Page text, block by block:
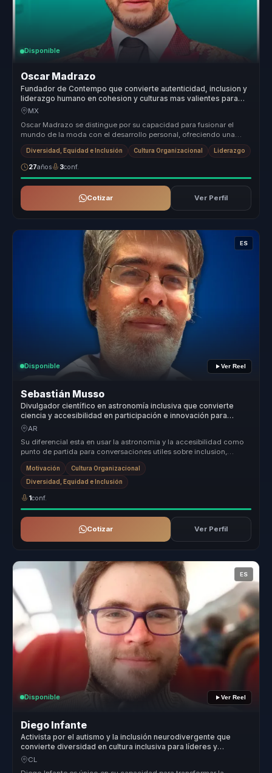
Disponible
Oscar Madrazo
Fundador de Contempo que convierte autenticidad, inclusion y
liderazgo humano en cohesion y culturas mas valientes para
empresas y equipos.
MX
Oscar Madrazo se distingue por su capacidad para fusionar el
mundo de la moda con el desarrollo personal, ofreciendo una
propuesta de val...
Diversidad, Equidad e Inclusión Cultura Organizacional Liderazgo
27años 3conf.
Cotizar Ver Perfil
ES
Disponible Ver Reel
Sebastián Musso
Divulgador científico en astronomía inclusiva que convierte
ciencia y accesibilidad en participación e innovación para
organizaciones.
AR
Su diferencial esta en usar la astronomia y la accesibilidad como
punto de partida para conversaciones utiles sobre inclusion,
superacion...
Motivación Cultura Organizacional
Diversidad, Equidad e Inclusión
1conf.
Cotizar Ver Perfil
ES
Disponible Ver Reel
Diego Infante
Activista por el autismo y la inclusión neurodivergente que
convierte diversidad en cultura inclusiva para líderes y
empresas.
CL